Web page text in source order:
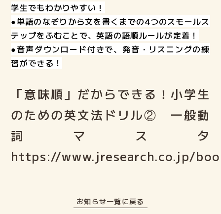
学生でもわかりやすい！
●単語のなぞりから文を書くまでの4つのスモールス
テップをふむことで、英語の語順ルールが定着！
●音声ダウンロード付きで、発音・リスニングの練
習ができる！
「意味順」だからできる！小学生
のための英文法ドリル② 一般動
詞マスタ
https://www.jresearch.co.jp/
お知らせ一覧に戻る